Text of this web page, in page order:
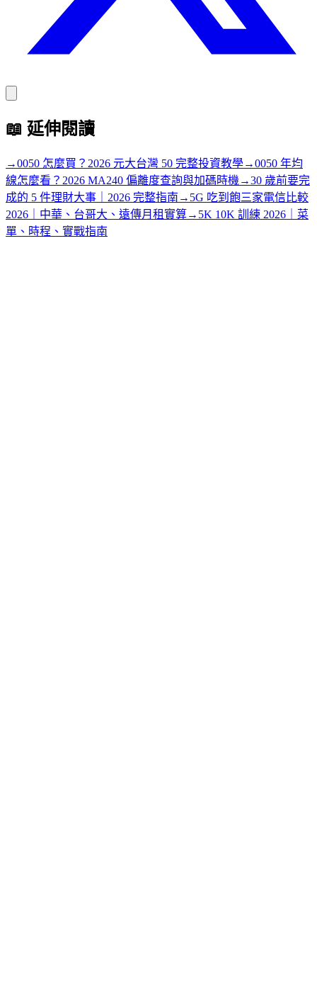
📖 延伸閱讀
→0050 怎麼買？2026 元大台灣 50 完整投資教學→0050 年均
線怎麼看？2026 MA240 偏離度查詢與加碼時機 →30 歲前要完
成的 5 件理財大事｜2026 完整指南 → 5G 吃到飽三家電信比較
2026｜中華、台哥大、遠傳月租實算→ 5K 10K 訓練 2026｜菜
單、時程、實戰指南